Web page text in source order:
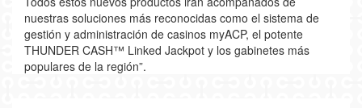
nuestras soluciones más reconocidas como el sistema de
gestión y administración de casinos myACP, el potente
THUNDER CASH™ Linked Jackpot y los gabinetes más
populares de la región”.